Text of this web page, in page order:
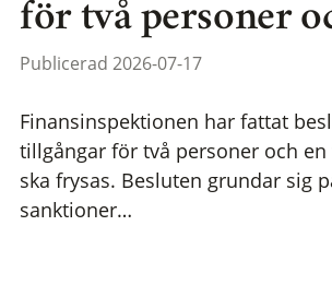
för två personer
Publicerad 2026-07-17
Finansinspektionen har fattat
tillgångar för två personer och
ska frysas. Besluten grundar sig
sanktioner…